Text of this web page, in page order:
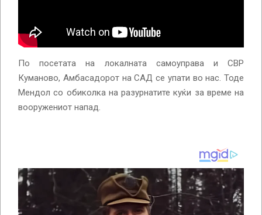
По посетата на локалната самоуправа и СВР
Куманово, Амбасадорот на САД се упати во нас. Тоде
Мендол со обиколка на разурнатите куќи за време на
вооружениот напад.